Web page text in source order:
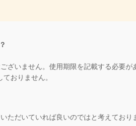
いません。使用期限を記載する必要
おりません。
だいていれば良いのではと考えてお